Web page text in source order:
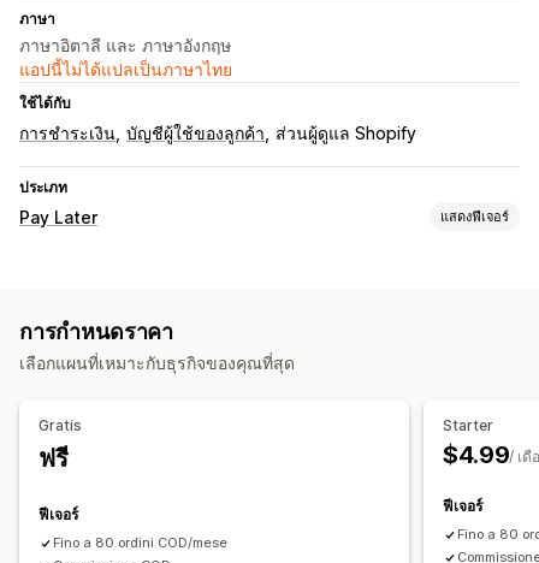
ภาษา
ภาษาอิตาลี และ ภาษาอังกฤษ
แอปนี้ไม่ได้แปลเป็นภาษาไทย
ใช้ได้กับ
การชำระเงิน บัญชีผู้ใช้ของลูกค้า ส่วนผู้ดูแล Shopify
ประเภท
Pay Later แสดงฟีเจอร์
เปลี่ยนชื่อประเภทการชำระเงิน
การปรับแต่งแบบฟอร์ม
การกำหนดราคา
เลือกแผนที่เหมาะกับธุรกิจของคุณที่สุด
Gratis
ฟรี
ฟีเจอร์
Fino a 80 ordini COD/mese
Starter
$4.99/ เดื
ฟีเจอร์
Fino a 80